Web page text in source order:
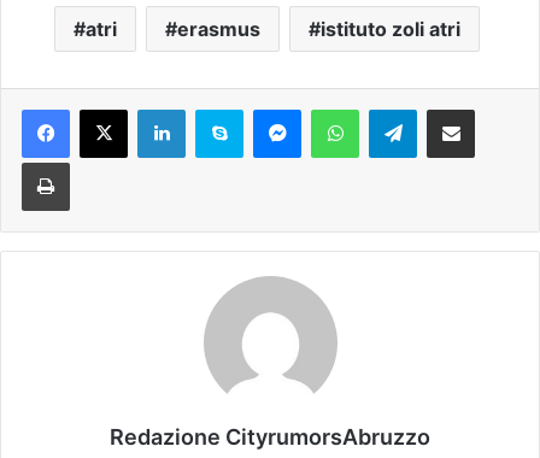
atri erasmus istituto zoli atri
Telegram
Redazione CityrumorsAbruzzo